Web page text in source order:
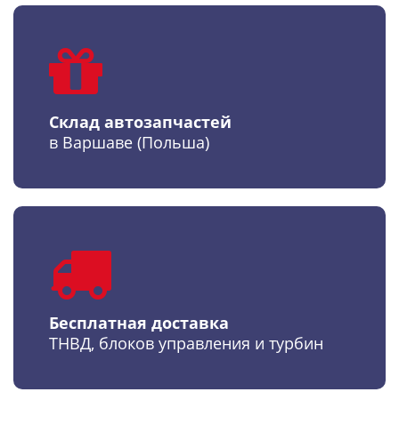
Склад автозапчастей
в Варшаве (Польша)
Бесплатная доставка
ТНВД, блоков управления и турбин